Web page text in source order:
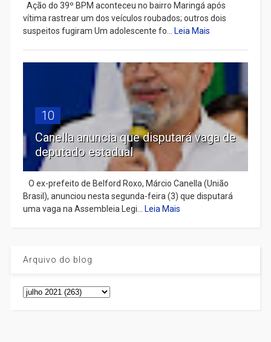
Ação do 39º BPM aconteceu no bairro Maringá após
vítima rastrear um dos veículos roubados; outros dois
suspeitos fugiram Um adolescente fo... Leia Mais
10
Canella anuncia que disputará vaga de
deputado estadual
​ O ex-prefeito de Belford Roxo, Márcio Canella (União
Brasil), anunciou nesta segunda-feira (3) que disputará
uma vaga na Assembleia Legi... Leia Mais
Arquivo do blog